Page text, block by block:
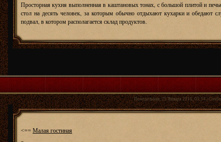
Просторная кухня выполненная в каштановых тонах, с большой плитой и
стол на десять человек, за которым обычно отдыхают кухарки и обедают
подвал, в котором располагается склад продуктов.
Понедельник, 25 Января 2010, 03:14 |
<== Малая гостиная